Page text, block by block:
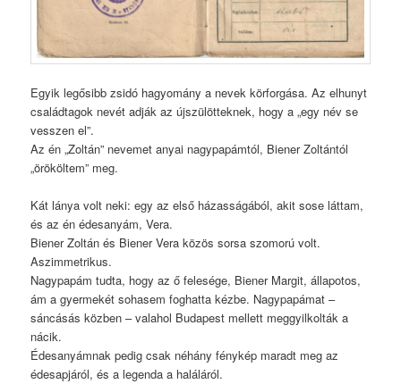
Egyik legősibb zsidó hagyomány a nevek körforgása. Az elhunyt
családtagok nevét adják az újszülötteknek, hogy a „egy név se
vesszen el”.
Az én „Zoltán” nevemet anyai nagypapámtól, Biener Zoltántól
„örököltem” meg.
Kát lánya volt neki: egy az első házasságából, akit sose láttam,
és az én édesanyám, Vera.
Biener Zoltán és Biener Vera közös sorsa szomorú volt.
Aszimmetrikus.
Nagypapám tudta, hogy az ő felesége, Biener Margit, állapotos,
ám a gyermekét sohasem foghatta kézbe. Nagypapámat –
sáncásás közben – valahol Budapest mellett meggyilkolták a
nácik.
Édesanyámnak pedig csak néhány fénykép maradt meg az
édesapjáról, és a legenda a haláláról.